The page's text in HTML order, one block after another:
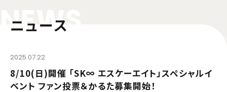
NEWS
ニュース
2025.07.22
8/10(日)開催 「SK∞ エスケーエイト」スペシャルイ
ベント ファン投票＆かるた募集開始！